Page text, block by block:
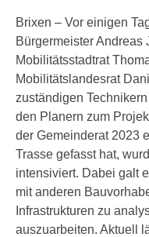
Brixen – Vor einigen
Bürgermeister Andreas
Mobilitätsstadtrat
Mobilitätslandesrat
zuständigen
den Planern zum
der Gemeinderat 2023
Trasse gefasst hat,
intensiviert. Dabei galt
mit anderen
Infrastrukturen zu
auszuarbeiten. Aktuell